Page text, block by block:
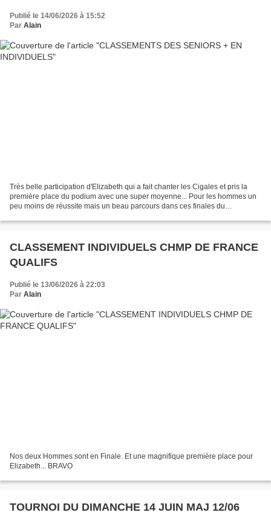
Publié le 14/06/2026 à 15:52
Par Alain
Très belle participation d'Elizabeth qui a fait chanter les Cigales et pris la
première place du podium avec une super moyenne... Pour les hommes un
peu moins de réussite mais un beau parcours dans ces finales du
CLASSEMENT INDIVIDUELS CHMP DE FRANCE
QUALIFS
Publié le 13/06/2026 à 22:03
Par Alain
Nos deux Hommes sont en Finale. Et une magnifique première place pour
Elizabeth... BRAVO
TOURNOI DU DIMANCHE 14 JUIN MAJ 12/06